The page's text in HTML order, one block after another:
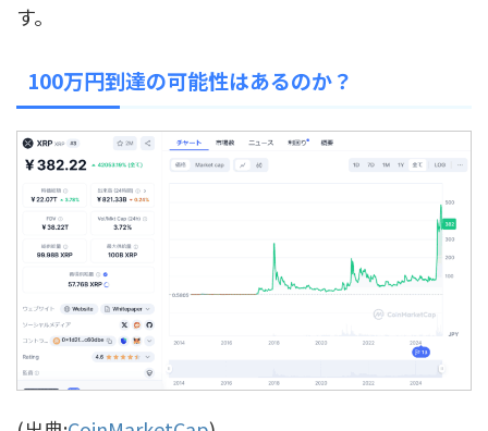
す。
100万円到達の可能性はあるのか？